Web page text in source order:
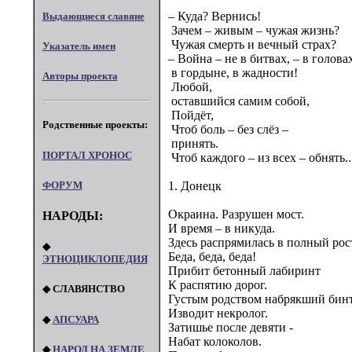
Выдающиеся славяне
Указатель имен
Авторы проекта
Родственные проекты:
ПОРТАЛ XPOHOC
ФОРУМ
НАРОДЫ:
◆
ЭТНОЦИКЛОПЕДИЯ
◆ СЛАВЯНСТВО
◆ АПСУАРА
◆НАРОД НА ЗЕМЛЕ
– Куда? Вернись!
Зачем – живым – чужая жизнь?
Чужая смерть и вечный страх?
– Война – не в битвах, – в
в гордыне, в жадности!
Любой,
оставшийся самим собой,
Пойдёт,
Чтоб боль – без слёз –
принять.
Чтоб каждого – из всех –
1. Донецк
Окраина. Разрушен мост.
И время – в никуда.
Здесь распрямилась в полный
Беда, беда, беда!
Прибит бетонный лабиринт
К распятию дорог.
Густым родством набрякший
Изводит некролог.
Затишье после девяти -
Набат колоколов.